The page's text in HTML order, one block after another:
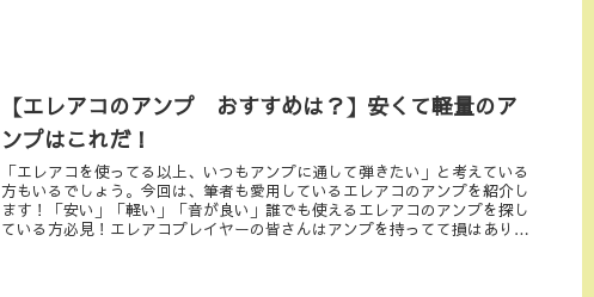
【エレアコのアンプ おすすめは？】安くて軽量のア
ンプはこれだ！
「エレアコを使ってる以上、いつもアンプに通して弾きたい」と考えている
方もいるでしょう。今回は、筆者も愛用しているエレアコのアンプを紹介し
ます！「安い」「軽い」「音が良い」誰でも使えるエレアコのアンプを探し
ている方必見！エレアコプレイヤーの皆さんはアンプを持ってて損はありま